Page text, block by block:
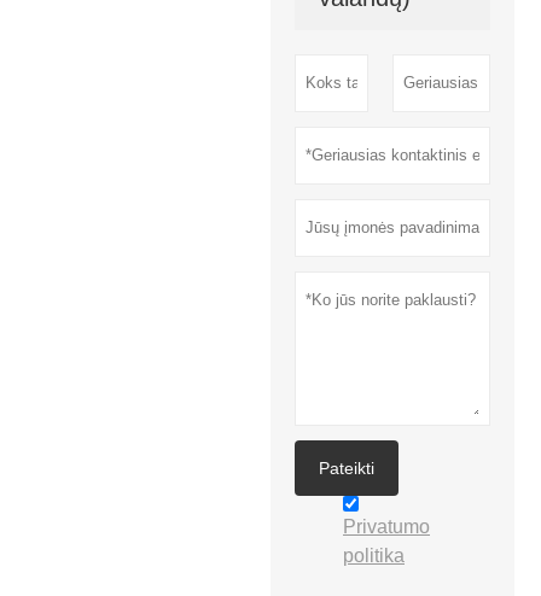
Pateikti
Privatumo
politika